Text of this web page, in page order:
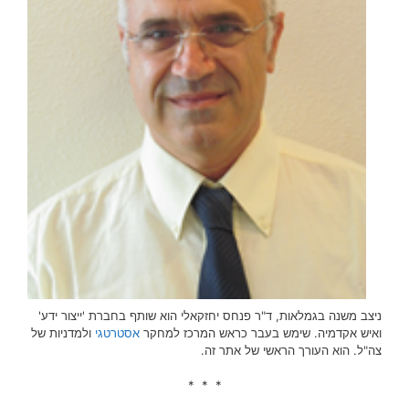
ניצב משנה בגמלאות, ד"ר פנחס יחזקאלי הוא שותף בחברת 'ייצור ידע'
ואיש אקדמיה. שימש בעבר כראש המרכז למחקר אסטרטגי ולמדניות של
צה"ל. הוא העורך הראשי של אתר זה.
* * *